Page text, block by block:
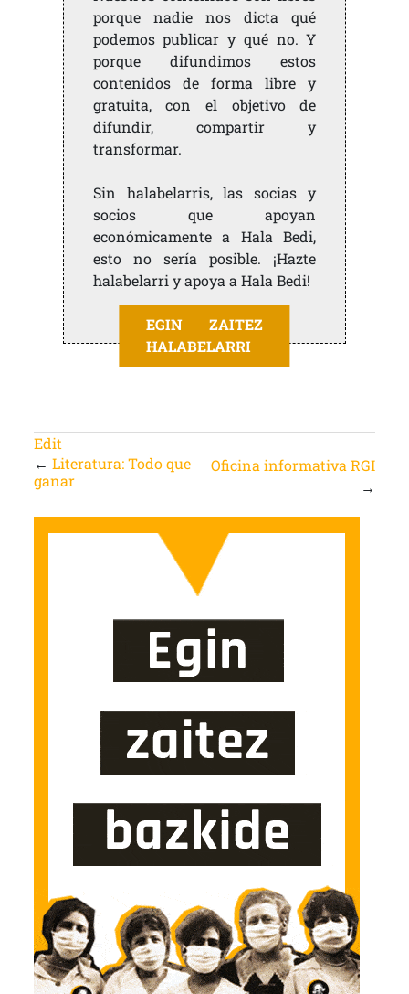
porque nadie nos dicta qué
podemos publicar y qué no. Y
porque difundimos estos
contenidos de forma libre y
gratuita, con el objetivo de
difundir, compartir y
transformar.
Sin halabelarris, las socias y
socios que apoyan
económicamente a Hala Bedi,
esto no sería posible. ¡Hazte
halabelarri y apoya a Hala Bedi!
EGIN ZAITEZ
HALABELARRI
Edit
← Literatura: Todo que
ganar
Oficina informativa RGI
→